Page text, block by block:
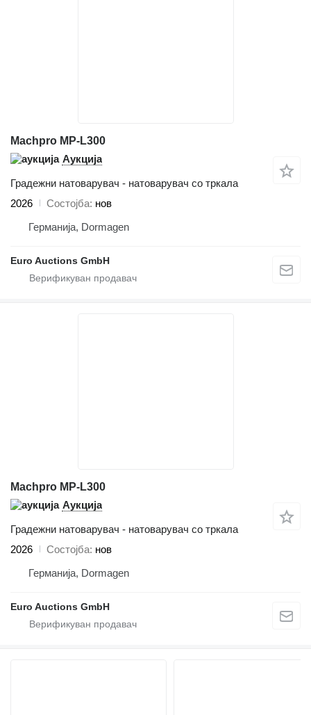
Machpro MP-L300
Аукција
Градежни натоварувач - натоварувач со тркала
2026
Состојба нов
Германија, Dormagen
Euro Auctions GmbH
Machpro MP-L300
Аукција
Градежни натоварувач - натоварувач со тркала
2026
Состојба нов
Германија, Dormagen
Euro Auctions GmbH